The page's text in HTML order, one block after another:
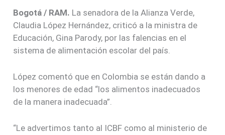
Bogotá / RAM. La senadora de la Alianza Verde,
Claudia López Hernández, criticó a la ministra de
Educación, Gina Parody, por las falencias en el
sistema de alimentación escolar del país.
López comentó que en Colombia se están dando a
los menores de edad “los alimentos inadecuados
de la manera inadecuada”.
“Le advertimos tanto al ICBF como al ministerio de